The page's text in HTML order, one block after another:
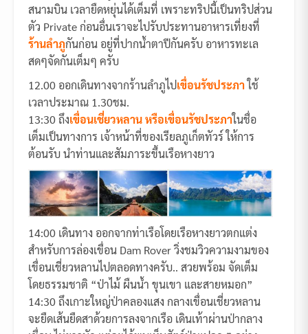
สนามบิน เวลายืดหยุ่นได้เต็มที่ เพราะทริปนี้เป็นทริปส่วน
ตัว Private ก่อนอื่นเราจะไปรับประทานอาหารเที่ยงที่
ร้านลำภูกันก่อน อยู่ที่ปากน้ำตาปีกันครับ อาหารทะเล
สดๆจัดกันเต็มๆ ครับ
12.00 ออกเดินทางจากร้านลำภูไปเขื่อนรัชประภาใช้
เวลาประมาณ 1.30ชม.
13:30 ถึงเขื่อนเชี่ยวหลาน หรือเขื่อนรัชประภาในชื่อ
เต็มเป็นทางการ เจ้าหน้าที่ของเรียลภูเก็ตทัวร์ ให้การ
ต้อนรับ นำท่านและสัมภาระขึ้นเรือหางยาว
14:00 เดินทาง ออกจากท่าเรือโดยเรือหางยาวตกแต่ง
สำหรับการล่องเขื่อน Dam Rover วิ่งชมวิวความงามของ
เขื่อนเชี่ยวหลานไปตลอดทางครับ.. สวยพร้อม จัดเต็ม
โดยธรรมชาติ “ป่าไม้ ผืนน้ำ ขุนเขา และสายหมอก”
14:30 ถึงเกาะใหญ่ป่าคลองแสง กลางเขื่อนเชี่ยวหลาน
จะยืดเส้นยืดสาด้วยการลงจากเรือ เดินเท้าผ่านป่ากลาง